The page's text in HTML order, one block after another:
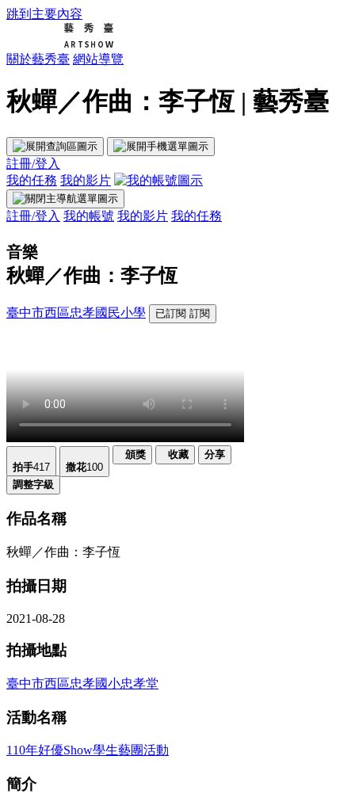
跳到主要內容
關於藝秀臺 網站導覽
秋蟬／作曲：李子恆 | 藝秀臺
註冊/登入
我的任務 我的影片
註冊/登入 我的帳號 我的影片 我的任務
音樂
秋蟬／作曲：李子恆
臺中市西區忠孝國民小學 已訂閱 訂閱
拍手417 撒花100
頒獎 收藏 分享
調整字級
作品名稱
秋蟬／作曲：李子恆
拍攝日期
2021-08-28
拍攝地點
臺中市西區忠孝國小忠孝堂
活動名稱
110年好優Show學生藝團活動
簡介